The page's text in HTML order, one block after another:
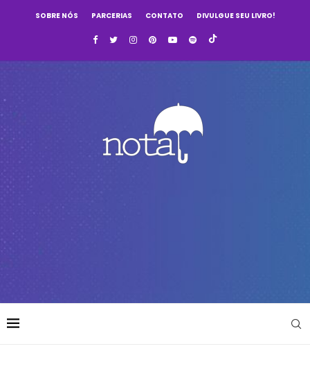
SOBRE NÓS PARCERIAS CONTATO DIVULGUE SEU LIVRO!